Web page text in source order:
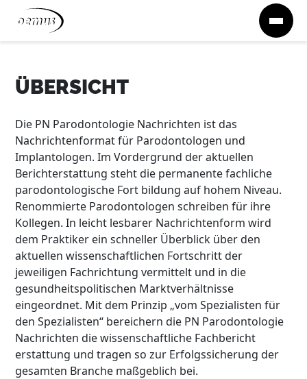
Zum Inhalt springen
ÜBERSICHT
Die PN Parodontologie Nachrichten ist das
Nachrichtenformat für Parodontologen und
Implantologen. Im Vordergrund der aktuellen
Berichterstattung steht die permanente fachliche
parodontologische Fort bildung auf hohem Niveau.
Renommierte Parodontologen schreiben für ihre
Kollegen. In leicht lesbarer Nachrichtenform wird
dem Praktiker ein schneller Überblick über den
aktuellen wissenschaftlichen Fortschritt der
jeweiligen Fachrichtung vermittelt und in die
gesundheitspolitischen Marktverhältnisse
eingeordnet. Mit dem Prinzip „vom Spezialisten für
den Spezialisten“ bereichern die PN Parodontologie
Nachrichten die wissenschaftliche Fachbericht
erstattung und tragen so zur Erfolgssicherung der
gesamten Branche maßgeblich bei.